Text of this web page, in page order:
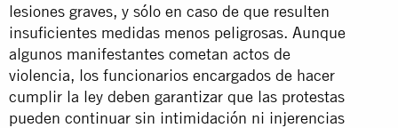
lesiones graves, y sólo en caso de que resulten
insuficientes medidas menos peligrosas. Aunque
algunos manifestantes cometan actos de
violencia, los funcionarios encargados de hacer
cumplir la ley deben garantizar que las protestas
pueden continuar sin intimidación ni injerencias